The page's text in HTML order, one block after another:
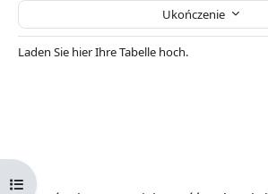
Otwórz indeks kursu
Ukończenie
Laden Sie hier Ihre Tabelle hoch.